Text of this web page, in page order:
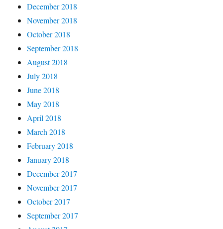
December 2018
November 2018
October 2018
September 2018
August 2018
July 2018
June 2018
May 2018
April 2018
March 2018
February 2018
January 2018
December 2017
November 2017
October 2017
September 2017